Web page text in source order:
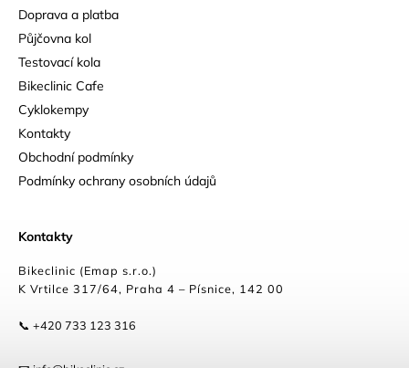
Doprava a platba
Půjčovna kol
Testovací kola
Bikeclinic Cafe
Cyklokempy
Kontakty
Obchodní podmínky
Podmínky ochrany osobních údajů
Kontakty
Bikeclinic (Emap s.r.o.)
K Vrtilce 317/64, Praha 4 – Písnice, 142 00
📞 +420 733 123 316